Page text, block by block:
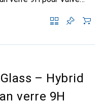
– Hybrid
verre 9H